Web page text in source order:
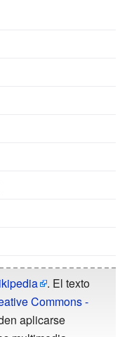
. El texto
Commons -
aplicarse